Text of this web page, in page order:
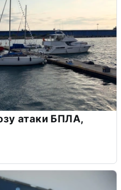
атаки БПЛА,